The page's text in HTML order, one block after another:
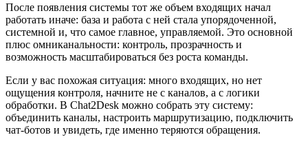
После появления системы тот же объем входящих начал
работать иначе: база и работа с ней стала упорядоченной,
системной и, что самое главное, управляемой. Это основной
плюс омниканальности: контроль, прозрачность и
возможность масштабироваться без роста команды.
Если у вас похожая ситуация: много входящих, но нет
ощущения контроля, начните не с каналов, а с логики
обработки. В Chat2Desk можно собрать эту систему:
объединить каналы, настроить маршрутизацию, подключить
чат-ботов и увидеть, где именно теряются обращения.